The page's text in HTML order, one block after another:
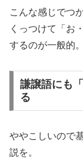
こんな感じでつ
くっつけて「お
するのが一般的。
謙譲語にも
る
ややこしいので
説を。